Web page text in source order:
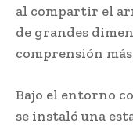
al compartir el
de grandes
comprensión
Bajo el entorno
se instaló una